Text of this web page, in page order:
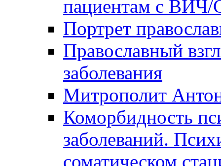
пациентам с
Портрет
Православный
заболевания
Митрополит
Коморбидность
заболеваний.
соматическом